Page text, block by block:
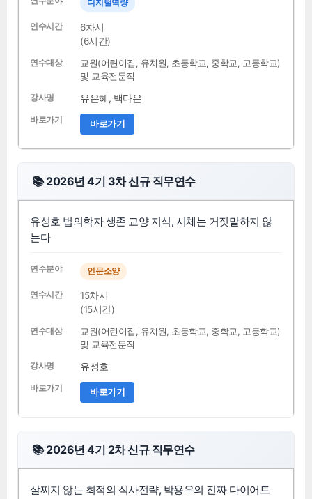
디지털역량
6차시
(6시간)
교원(어린이집, 유치원, 초등학교, 중학교, 고등학교)
및 교육전문직
유은혜, 백다은
바로가기
📚 2026년 4기 3차 신규 직무연수
유성호 법의학자 생존 교양 지식, 시체는 거짓말하지 않
는다
인문소양
15차시
(15시간)
교원(어린이집, 유치원, 초등학교, 중학교, 고등학교)
및 교육전문직
유성호
바로가기
📚 2026년 4기 2차 신규 직무연수
살찌지 않는 최적의 식사전략, 박용우의 진짜 다이어트